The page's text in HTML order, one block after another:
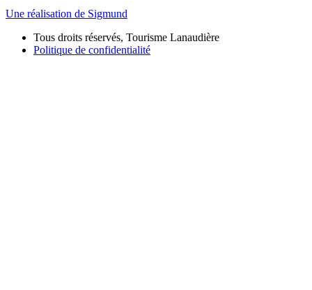
Une réalisation de Sigmund
Tous droits réservés, Tourisme Lanaudière
Politique de confidentialité